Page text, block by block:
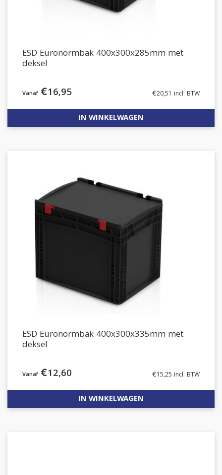
ESD Euronormbak 400x300x285mm met
deksel
€16,95 €20,51 incl. BTW
IN WINKELWAGEN
ESD Euronormbak 400x300x335mm met
deksel
€12,60 €15,25 incl. BTW
IN WINKELWAGEN